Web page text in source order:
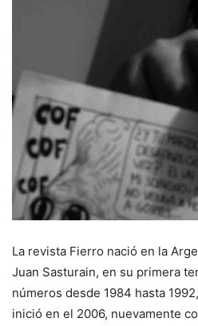
La revista Fierro nació en la
Juan Sasturain, en su primera
números desde 1984 hasta
inició en el 2006, nuevamente